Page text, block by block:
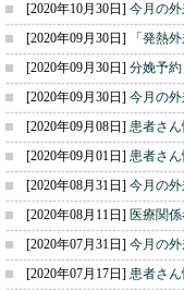
[2020年10月30日] 今月の
[2020年09月30日]
「発熱
[2020年09月30日] 分娩予
[2020年09月30日] 今月の
[2020年09月08日] 患者さ
[2020年09月01日] 患者さ
[2020年08月31日] 今月の
[2020年08月11日] 医療関
[2020年07月31日] 今月の
[2020年07月17日] 患者さ